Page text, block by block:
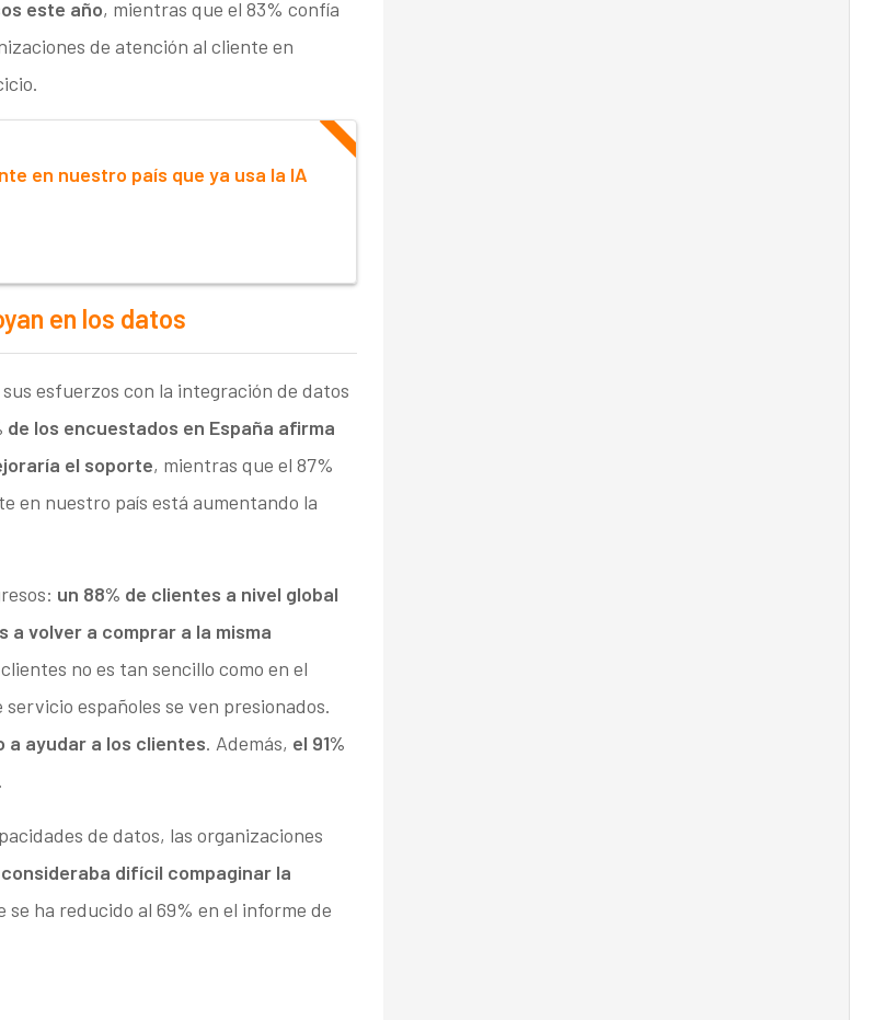
este año, mientras que el 83% confía
de atención al cliente en
en nuestro país que ya usa la IA
en los datos
esfuerzos con la integración de datos
de los encuestados en España afirma
el soporte, mientras que el 87%
en nuestro país está aumentando la
un 88% de clientes a nivel global
a volver a comprar a la misma
no es tan sencillo como en el
españoles se ven presionados.
a ayudar a los clientes. Además, el 91%
.
de datos, las organizaciones
difícil compaginar la
se ha reducido al 69% en el informe de